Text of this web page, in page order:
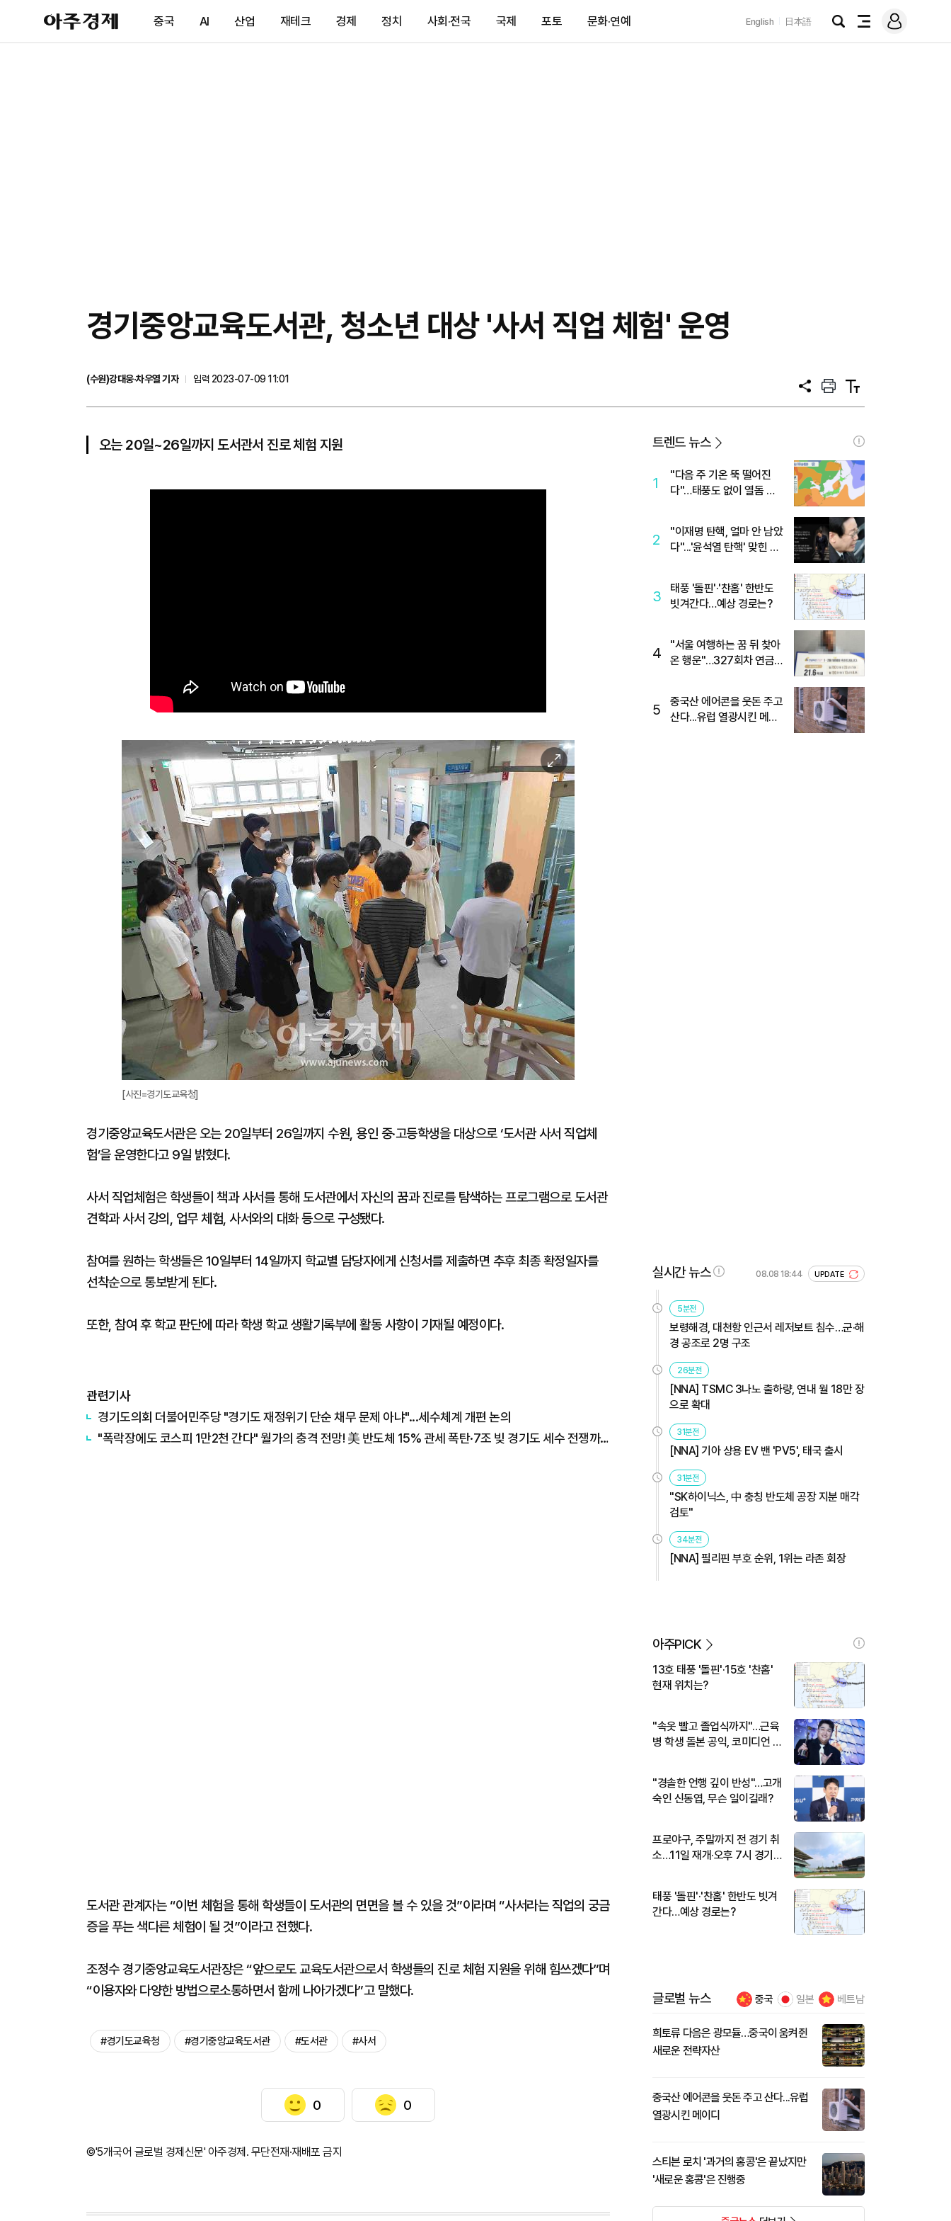
아
주
제
중국 AI 산업 재테크 경제 정치 사회·전국 국제 포토 문화·연예 English 日本語
검
전
메
그
경기중앙교육도서관, 청소년 대상 '사서 직업 체험' 운영
(수원)강대웅·차우열 기자
입력 2023-07-09 11:01
공
프
트
텍
트
오는 20일~26일까지 도서관서 진로 체험 지원
이
미
지
확
대
[사진=경기도교육청]
경기중앙교육도서관은 오는 20일부터 26일까지 수원, 용인 중·고등학생을 대상으로 ‘도서관 사서 직업체
험’을 운영한다고 9일 밝혔다.
사서 직업체험은 학생들이 책과 사서를 통해 도서관에서 자신의 꿈과 진로를 탐색하는 프로그램으로 도서관
견학과 사서 강의, 업무 체험, 사서와의 대화 등으로 구성됐다.
참여를 원하는 학생들은 10일부터 14일까지 학교별 담당자에게 신청서를 제출하면 추후 최종 확정일자를
선착순으로 통보받게 된다.
또한, 참여 후 학교 판단에 따라 학생 학교 생활기록부에 활동 사항이 기재될 예정이다.
관련기사
경기도의회 더불어민주당 "경기도 재정위기 단순 채무 문제 아냐"...세수체계 개편 논의
"폭락장에도 코스피 1만2천 간다" 월가의 충격 전망! 美 반도체 15% 관세 폭탄·7조 빚 경기도 세수 전쟁까지
도서관 관계자는 “이번 체험을 통해 학생들이 도서관의 면면을 볼 수 있을 것”이라며 “사서라는 직업의 궁금
증을 푸는 색다른 체험이 될 것”이라고 전했다.
조정수 경기중앙교육도서관장은 “앞으로도 교육도서관으로서 학생들의 진로 체험 지원을 위해 힘쓰겠다”며
“이용자와 다양한 방법으로소통하면서 함께 나아가겠다”고 말했다.
#경기도교육청 #경기중앙교육도서관 #도서관 #사서
0 0
©'5개국어 글로벌 경제신문' 아주경제. 무단전재·재배포 금지
트렌드 뉴스
1
"다음 주 기온 뚝 떨어진
다"…태풍도 없이 열돔 박
2
"이재명 탄핵, 얼마 안 남았
다"...'윤석열 탄핵' 맞힌 무
3
태풍 '돌핀'·'찬홈' 한반도
빗겨간다…예상 경로는?
4
"서울 여행하는 꿈 뒤 찾아
온 행운"…327회차 연금
5
중국산 에어콘을 웃돈 주고
산다...유럽 열광시킨 메이
실시간 뉴스 08.08 18:44 UPDATE
5분전
보령해경, 대천항 인근서 레저보트 침수…군·해
경 공조로 2명 구조
26분전
[NNA] TSMC 3나노 출하량, 연내 월 18만 장
으로 확대
31분전
[NNA] 기아 상용 EV 밴 'PV5', 태국 출시
31분전
"SK하이닉스, 中 충칭 반도체 공장 지분 매각
검토"
34분전
[NNA] 필리핀 부호 순위, 1위는 라존 회장
아주PICK
13호 태풍 '돌핀'·15호 '찬홈'
현재 위치는?
"속옷 빨고 졸업식까지"…근육
병 학생 돌본 공익, 코미디언 김
"경솔한 언행 깊이 반성"…고개
숙인 신동엽, 무슨 일이길래?
프로야구, 주말까지 전 경기 취
소…11일 재개·오후 7시 경기
태풍 '돌핀'·'찬홈' 한반도 빗겨
간다…예상 경로는?
글로벌 뉴스 중국 일본 베트남
희토류 다음은 광모듈…중국이 움켜쥔
새로운 전략자산
중국산 에어콘을 웃돈 주고 산다...유럽
열광시킨 메이디
스티븐 로치 '과거의 홍콩'은 끝났지만
'새로운 홍콩'은 진행중